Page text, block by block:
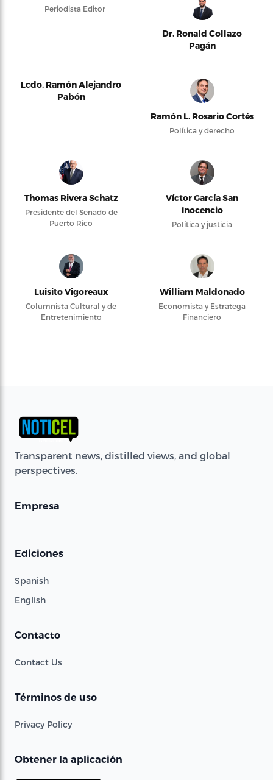
Periodista Editor
Dr. Ronald Collazo
Pagán
Lcdo. Ramón Alejandro
Pabón
Ramón L. Rosario Cortés
Política y derecho
Thomas Rivera Schatz
Presidente del Senado de
Puerto Rico
Víctor García San
Inocencio
Política y justicia
Luisito Vigoreaux
Columnista Cultural y de
Entretenimiento
William Maldonado
Economista y Estratega
Financiero
Transparent news, distilled views, and global
perspectives.
Empresa
Ediciones
Spanish
English
Contacto
Contact Us
Términos de uso
Privacy Policy
Obtener la aplicación